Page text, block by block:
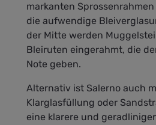
markanten
die aufwendige
der Mitte werden
Bleiruten eingerahmt, die
Note geben.
Alternativ ist Salerno auch
Klarglasfüllung oder
eine klarere und